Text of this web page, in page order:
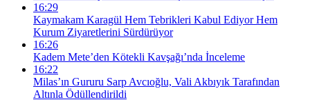
16:29
Kaymakam Karagül Hem Tebrikleri Kabul Ediyor Hem
Kurum Ziyaretlerini Sürdürüyor
16:26
Kadem Mete’den Kötekli Kavşağı’nda İnceleme
16:22
Milas’ın Gururu Sarp Avcıoğlu, Vali Akbıyık Tarafından
Altınla Ödüllendirildi